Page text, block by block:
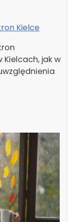
Kielce
jak w